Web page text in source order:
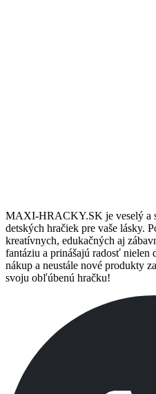
MAXI-HRACKY.SK je veselý a
detských hračiek pre vaše lásky.
kreatívnych, edukačných aj
fantáziu a prinášajú radosť nielen
nákup a neustále nové produkty
svoju obľúbenú hračku!